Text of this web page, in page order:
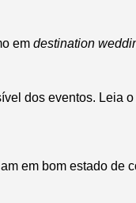
em destination
dos eventos. Leia o
em bom estado de